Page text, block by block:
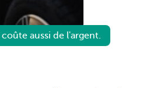
aussi de l'argent.